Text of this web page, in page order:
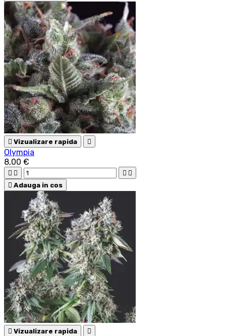
 Vizualizare rapida 
Olympia
8,00 €
   
 Adauga in cos
 Vizualizare rapida 